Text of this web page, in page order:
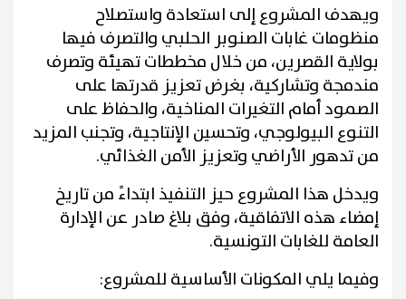
ويهدف المشروع إلى استعادة واستصلاح
منظومات غابات الصنوبر الحلبي والتصرف فيها
بولاية القصرين، من خلال مخططات تهيئة وتصرف
مندمجة وتشاركية، بغرض تعزيز قدرتها على
الصمود أمام التغيرات المناخية، والحفاظ على
التنوع البيولوجي، وتحسين الإنتاجية، وتجنب المزيد
من تدهور الأراضي وتعزيز الأمن الغذائي.
ويدخل هذا المشروع حيز التنفيذ ابتداءً من تاريخ
إمضاء هذه الاتفاقية، وفق بلاغ صادر عن الإدارة
العامة للغابات التونسية.
وفيما يلي المكونات الأساسية للمشروع: